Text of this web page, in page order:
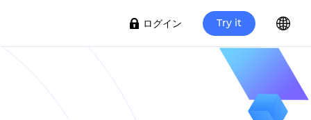
ログイン Try it